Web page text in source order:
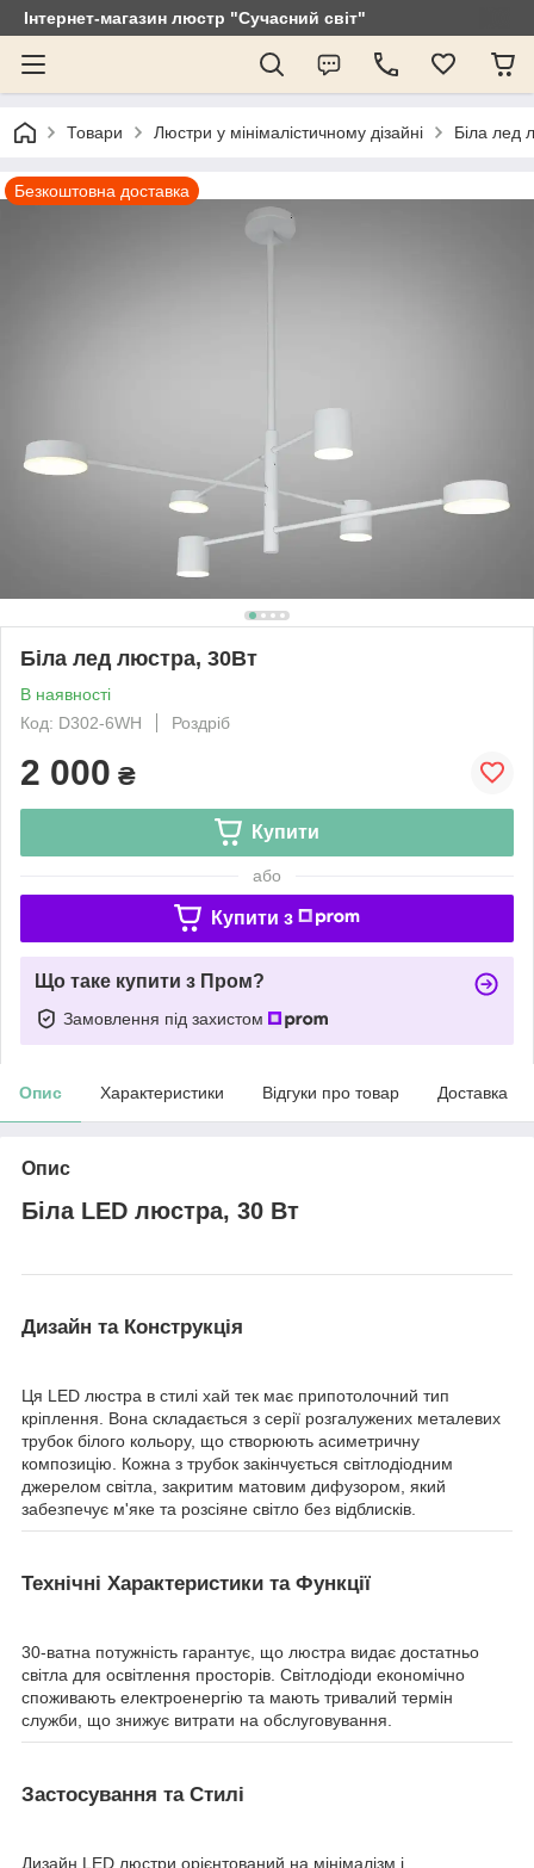
Інтернет-магазин люстр "Сучасний світ"
Товари Люстри у мінімалістичному дізайні Біла лед
Безкоштовна доставка
Біла лед люстра, 30Вт
В наявності
Код: D302-6WH
Роздріб
2 000 ₴
Купити
або
Купити з
Що таке купити з Пром?
Замовлення під захистом
Опис Характеристики Відгуки про товар Доставка
Опис
Біла LED люстра, 30 Вт
Дизайн та Конструкція
Ця LED люстра в стилі хай тек має припотолочний тип
кріплення. Вона складається з серії розгалужених металевих
трубок білого кольору, що створюють асиметричну
композицію. Кожна з трубок закінчується світлодіодним
джерелом світла, закритим матовим дифузором, який
забезпечує м'яке та розсіяне світло без відблисків.
Технічні Характеристики та Функції
30-ватна потужність гарантує, що люстра видає достатньо
світла для освітлення просторів. Світлодіоди економічно
споживають електроенергію та мають тривалий термін
служби, що знижує витрати на обслуговування.
Застосування та Стилі
Дизайн LED люстри орієнтований на мінімалізм і